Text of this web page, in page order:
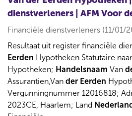
dienstverleners | AFM Voor
Financiële dienstverleners (11/01/
Resultaat uit register financiële
Eerden Hypotheken Statutaire
Hypotheken; Handelsnaam Van
Assurantien,Van der Eerden
Vergunningnummer 12016818;
2023CE, Haarlem; Land